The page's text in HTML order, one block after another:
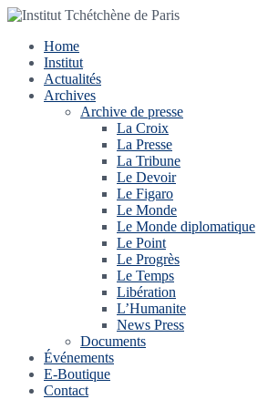
Home
Institut
Actualités
Archives
Archive de presse
La Croix
La Presse
La Tribune
Le Devoir
Le Figaro
Le Monde
Le Monde diplomatique
Le Point
Le Progrès
Le Temps
Libération
L’Humanite
News Press
Documents
Événements
E-Boutique
Contact